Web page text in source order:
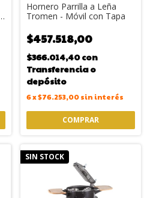
Hornero Parrilla a Leña
Tromen - Móvil con Tapa
$457.518,00
$366.014,40con
Transferencia o
depósito
6x$76.253,00 sin interés
SIN STOCK